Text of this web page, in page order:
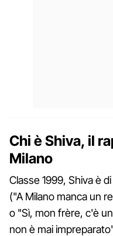
Chi è Shiva, il
Milano
Classe 1999, Shiva è
("A Milano manca un
o "Sì, mon frère, c'è
non è mai